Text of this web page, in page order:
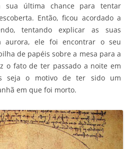
sua última chance para tentar
Então, ficou acordado a
tentando explicar as suas
aurora, ele foi encontrar o seu
de papéis sobre a mesa para a
o fato de ter passado a noite em
seja o motivo de ter sido um
em que foi morto.